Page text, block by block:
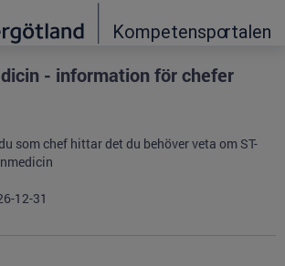
- information för chefer
som chef hittar det du behöver veta om ST-
12-31